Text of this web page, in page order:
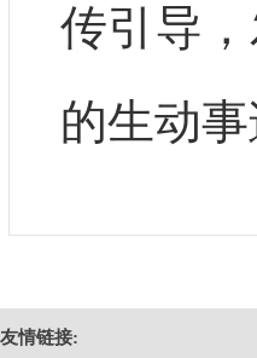
传引导
的生动
友情链接: